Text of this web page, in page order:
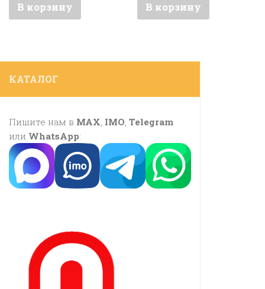
В корзину В корзину
КАТАЛОГ
Пишите нам в MAX, IMO, Telegram
или WhatsApp: